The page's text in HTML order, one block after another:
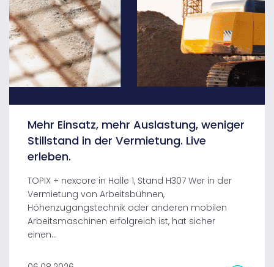
Mehr Einsatz, mehr Auslastung, weniger
Stillstand in der Vermietung. Live
erleben.
TOPIX + nexcore in Halle 1, Stand H307 Wer in der
Vermietung von Arbeitsbühnen,
Höhenzugangstechnik oder anderen mobilen
Arbeitsmaschinen erfolgreich ist, hat sicher
einen...